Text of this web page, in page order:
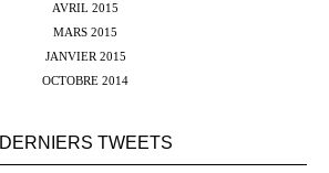
AVRIL 2015
MARS 2015
JANVIER 2015
OCTOBRE 2014
DERNIERS TWEETS